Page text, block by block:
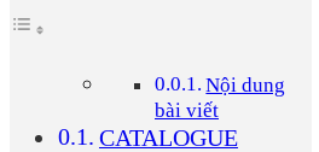
Nội dung
bài viết
CATALOGUE